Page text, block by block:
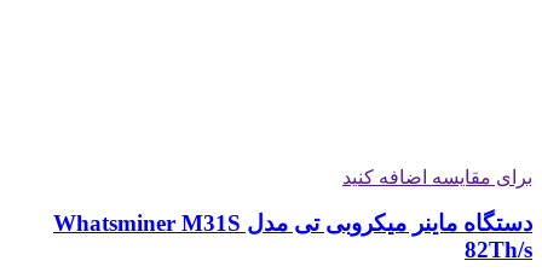
برای مقایسه اضافه کنید
دستگاه ماینر میکروبی تی مدل Whatsminer M31S
82Th/s